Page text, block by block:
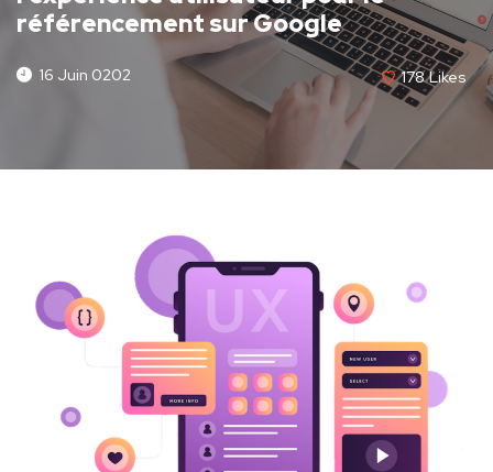
référencement sur Google
16 Juin 0202 178 Likes